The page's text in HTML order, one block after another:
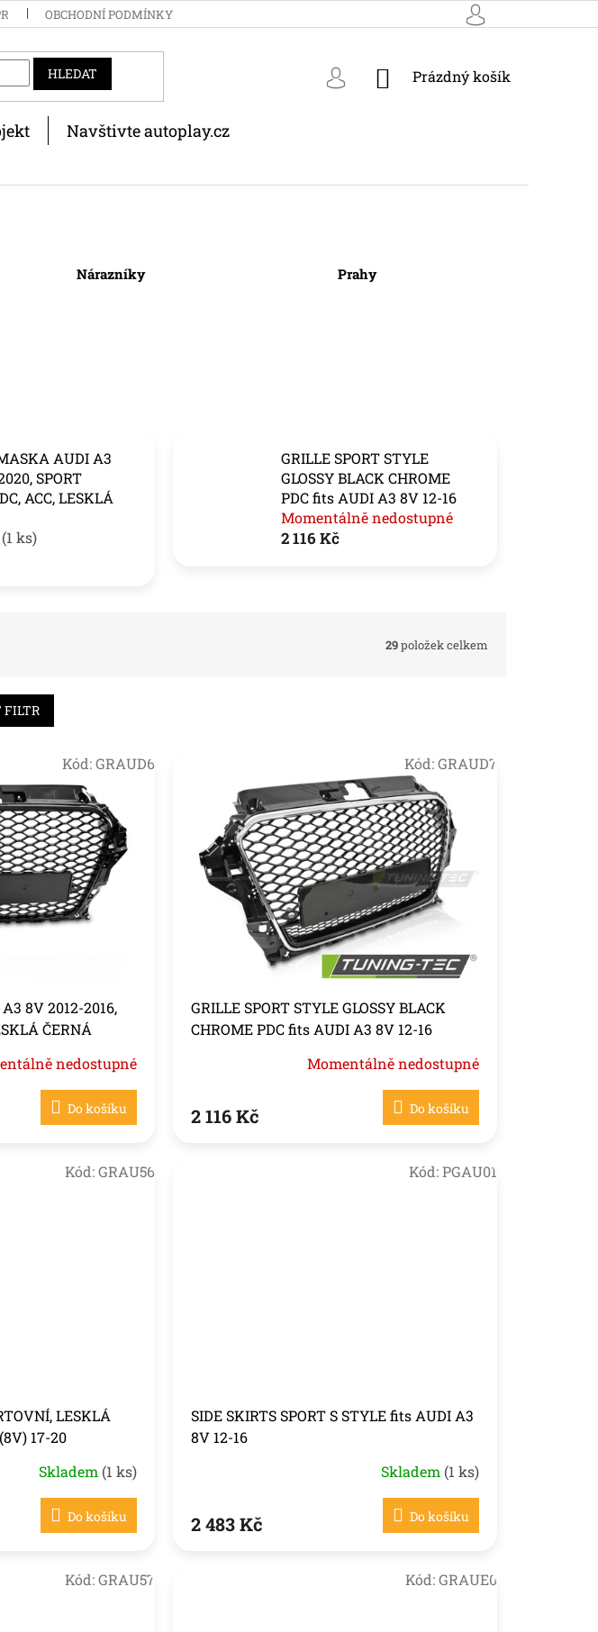
OBCHODNÍ PODMÍNKY
HLEDAT
NÁKUPNÍ
Prázdný košík
Navštivte autoplay.cz
Nárazníky Prahy
AUDI A3
SPORT
ACC, LESKLÁ
(1 ks)
GRILLE SPORT STYLE
GLOSSY BLACK CHROME
PDC fits AUDI A3 8V 12-16
Momentálně nedostupné
2 116 Kč
29položek celkem
FILTR
8V 2012-2016,
ČERNÁ
nedostupné
Do košíku
Kód:GRAUD6
GRILLE SPORT STYLE GLOSSY BLACK
CHROME PDC fits AUDI A3 8V 12-16
Momentálně nedostupné
2 116 Kč Do košíku
Kód:GRAUD7
LESKLÁ
17-20
Skladem (1 ks)
Do košíku
Kód:GRAU56
SIDE SKIRTS SPORT S STYLE fits AUDI A3
8V 12-16
Skladem (1 ks)
2 483 Kč Do košíku
Kód:PGAU01
Kód:GRAU57 Kód:GRAUE0